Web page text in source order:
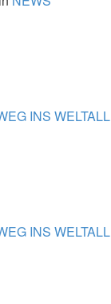
INS WELTALL
INS WELTALL